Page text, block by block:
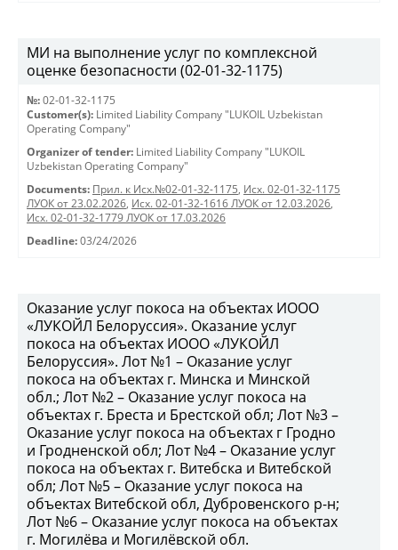
МИ на выполнение услуг по комплексной
оценке безопасности (02-01-32-1175)
№: 02-01-32-1175
Customer(s): Limited Liability Company "LUKOIL Uzbekistan
Operating Company"
Organizer of tender: Limited Liability Company "LUKOIL
Uzbekistan Operating Company"
Documents: Прил. к Исх.№02-01-32-1175, Исх. 02-01-32-1175
ЛУОК от 23.02.2026, Исх. 02-01-32-1616 ЛУОК от 12.03.2026,
Исх. 02-01-32-1779 ЛУОК от 17.03.2026
Deadline: 03/24/2026
Оказание услуг покоса на объектах ИООО
«ЛУКОЙЛ Белоруссия». Оказание услуг
покоса на объектах ИООО «ЛУКОЙЛ
Белоруссия». Лот №1 – Оказание услуг
покоса на объектах г. Минска и Минской
обл.; Лот №2 – Оказание услуг покоса на
объектах г. Бреста и Брестской обл; Лот №3 –
Оказание услуг покоса на объектах г Гродно
и Гродненской обл; Лот №4 – Оказание услуг
покоса на объектах г. Витебска и Витебской
обл; Лот №5 – Оказание услуг покоса на
объектах Витебской обл, Дубровенского р-н;
Лот №6 – Оказание услуг покоса на объектах
г. Могилёва и Могилёвской обл.